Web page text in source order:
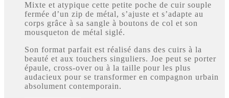
Mixte et atypique cette petite poche de cuir souple
fermée d’un zip de métal, s’ajuste et s’adapte au
corps grâce à sa sangle à boutons de col et son
mousqueton de métal siglé.
Son format parfait est réalisé dans des cuirs à la
beauté et aux touchers singuliers. Joe peut se porter
épaule, cross-over ou à la taille pour les plus
audacieux pour se transformer en compagnon urbain
absolument contemporain.